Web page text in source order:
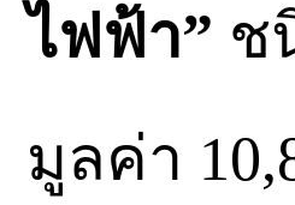
ไฟฟ้า” ช
มูลค่า